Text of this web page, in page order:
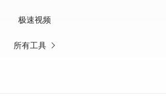
极速视频
所有工具